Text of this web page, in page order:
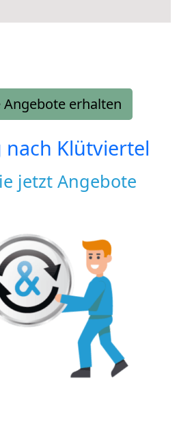
Angebote erhalten
Klütviertel
jetzt Angebote